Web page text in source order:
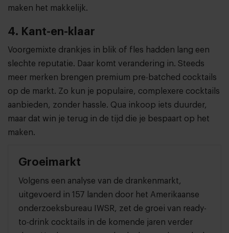
maken het makkelijk.
4. Kant-en-klaar
Voorgemixte drankjes in blik of fles hadden lang een
slechte reputatie. Daar komt verandering in. Steeds
meer merken brengen premium pre-batched cocktails
op de markt. Zo kun je populaire, complexere cocktails
aanbieden, zonder hassle. Qua inkoop iets duurder,
maar dat win je terug in de tijd die je bespaart op het
maken.
Groeimarkt
Volgens een analyse van de drankenmarkt,
uitgevoerd in 157 landen door het Amerikaanse
onderzoeksbureau IWSR, zet de groei van ready-
to-drink cocktails in de komende jaren verder